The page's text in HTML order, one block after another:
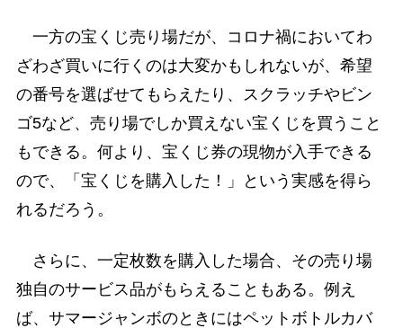
一方の宝くじ売り場だが、コロナ禍においてわ
ざわざ買いに行くのは大変かもしれないが、希望
の番号を選ばせてもらえたり、スクラッチやビン
ゴ5など、売り場でしか買えない宝くじを買うこと
もできる。何より、宝くじ券の現物が入手できる
ので、「宝くじを購入した！」という実感を得ら
れるだろう。
さらに、一定枚数を購入した場合、その売り場
独自のサービス品がもらえることもある。例え
ば、サマージャンボのときにはペットボトルカバ